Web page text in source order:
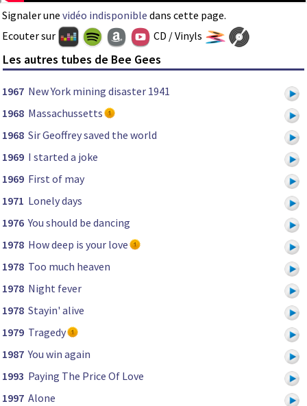
Signaler une vidéo indisponible dans cette page.
Ecouter sur
CD / Vinyls
Les autres tubes de Bee Gees
1967 New York mining disaster 1941
1968 Massachussetts
1968 Sir Geoffrey saved the world
1969 I started a joke
1969 First of may
1971 Lonely days
1976 You should be dancing
1978 How deep is your love
1978 Too much heaven
1978 Night fever
1978 Stayin' alive
1979 Tragedy
1987 You win again
1993 Paying The Price Of Love
1997 Alone